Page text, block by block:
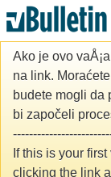
Ako je ovo
na link.
budete mogli da
bi započeli
If this is your
clicking the link